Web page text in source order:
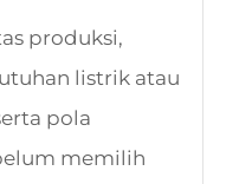
produksi,
listrik atau
pola
memilih